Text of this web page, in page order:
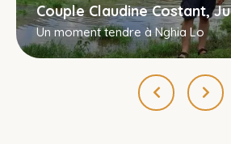
Couple Claudine Costant,
Un moment tendre à Nghia Lo